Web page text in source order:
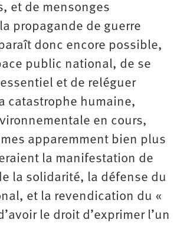
et de mensonges
propagande de guerre
donc encore possible,
public national, de se
et de reléguer
catastrophe humaine,
en cours,
apparemment bien plus
la manifestation de
la solidarité, la défense du
et la revendication du «
le droit d’exprimer l’un